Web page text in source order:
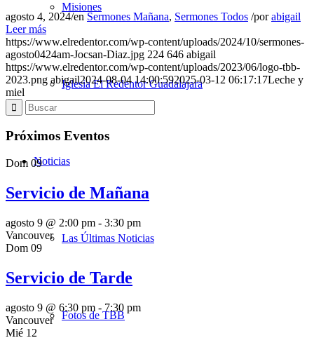
Misiones
Iglesia El Redentor Guadalajara
Noticias
Las Últimas Noticias
Fotos de TBB
agosto 4, 2024/en Sermones Mañana, Sermones Todos /porabigail
Leer más
https://www.elredentor.com/wp-content/uploads/2024/10/sermones-
agosto0424am-Jocsan-Diaz.jpg 224 646 abigail
https://www.elredentor.com/wp-content/uploads/2023/06/logo-tbb-
2023.png abigail2024-08-04 14:00:592025-03-12 06:17:17Leche y
miel
Próximos Eventos
Dom 09
Servicio de Mañana
agosto 9 @ 2:00 pm - 3:30 pm
Vancouver
Dom 09
Servicio de Tarde
agosto 9 @ 6:30 pm - 7:30 pm
Vancouver
Mié 12